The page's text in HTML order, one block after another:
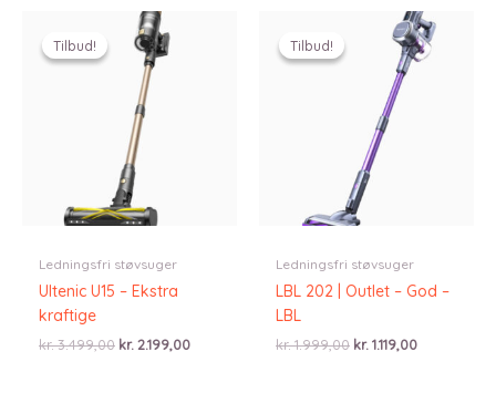
Tilbud!
Tilbud!
Ledningsfri støvsuger
Ultenic U15 – Ekstra
kraftige
kr.3.499,00 Den
kr. 2.199,00Den
Tilbud!
Tilbud!
Ledningsfri støvsuger
LBL 202 | Outlet – God –
LBL
kr.1.999,00 Den
kr. 1.119,00Den